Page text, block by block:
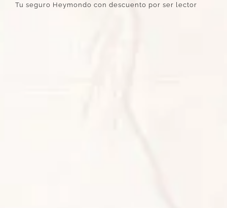
Tu seguro Heymondo con descuento por ser lector